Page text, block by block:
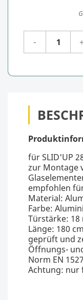
für SLID'UP
zur Montage
empfohlen
Material:
Farbe:
Türstärke: 18
Länge: 180 cm
geprüft und
Öffnungs-
Norm EN
Achtung: nur